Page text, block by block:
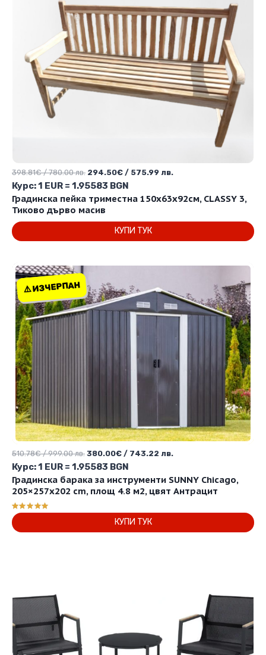
Градинска пейка триместна 150x63x92см, CLASSY 3,
Тиково дърво масив
398.81€/ 780.00 лв. Original
price
was:
398.81€
780.00 лв..
294.50€ / 575.99 лв.
е:
Курс: 1 EUR = 1.95583 BGN
КУПИ ТУК
⚠️ ИЗЧЕРПАН
⚠️ ИЗЧЕРПАН
Градинска барака за инструменти SUNNY Chicago,
205×257х202 cm, площ 4.8 м2, цвят Антрацит
Оценено с
5.00
от 5
510.78€/ 999.00 лв. Original
price
was:
510.78€
999.00 лв..
380.00€ / 743.22 лв.
е:
380.00€
743.22 лв..
Курс: 1 EUR = 1.95583 BGN
КУПИ ТУК